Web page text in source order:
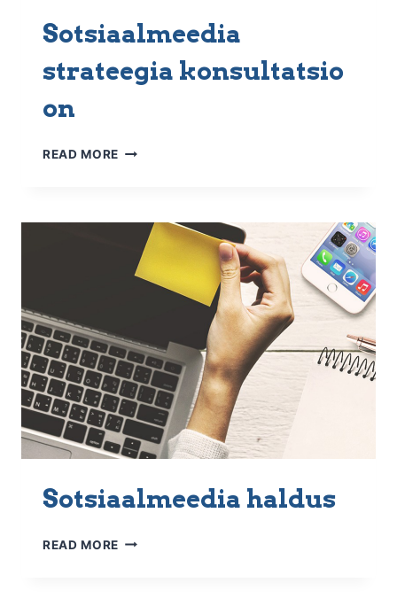
Sotsiaalmeedia
strateegia konsultatsio
on
READ MORE SOTSIAALMEEDIA
Sotsiaalmeedia haldus
READ MORE SOTSIAALMEEDIA